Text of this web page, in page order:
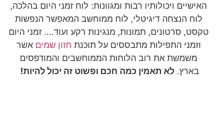
האישיים ויכולותיו רבות ומגוונות: לוח זמני היום בהלכה,
לוח הנצחה דיגיטלי, לוח ממוחשב המאפשר הנפשות
טקסט, סרטונים, תמונות, מנגינות רקע ועוד…. זמני היום
וזמני התפילות מתבססים על תוכנת חזון שמים אשר
משמשת את רוב הלוחות הממוחשבים והמודפסים
בארץ.לא תאמין כמה חכם ופשוט זה יכול להיות!